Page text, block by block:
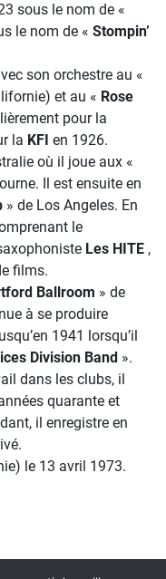
sous le nom de «
le nom de « Stompin’
son orchestre au «
et au « Rose
pour la
la KFI en 1926.
où il joue aux «
Il est ensuite en
» de Los Angeles. En
le
Les HITE ,
films.
Ballroom » de
à se produire
1941 lorsqu’il
Division Band ».
dans les clubs, il
quarante et
il enregistre en
le 13 avril 1973.